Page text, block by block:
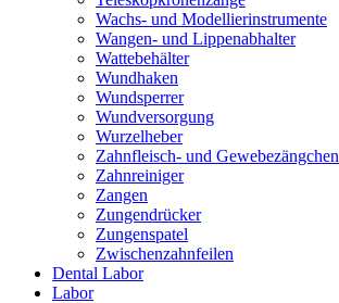
Wachs- und Modellierinstrumente
Wangen- und Lippenabhalter
Wattebehälter
Wundhaken
Wundsperrer
Wundversorgung
Wurzelheber
Zahnfleisch- und Gewebezängchen
Zahnreiniger
Zangen
Zungendrücker
Zungenspatel
Zwischenzahnfeilen
Dental Labor
Labor